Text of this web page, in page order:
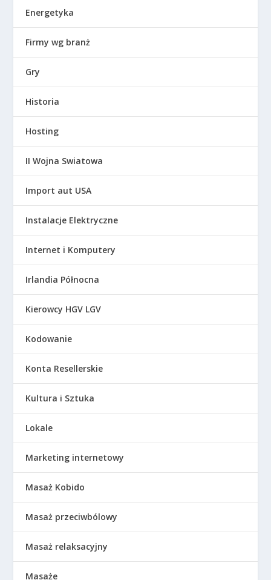
Energetyka
Firmy wg branż
Gry
Historia
Hosting
II Wojna Swiatowa
Import aut USA
Instalacje Elektryczne
Internet i Komputery
Irlandia Północna
Kierowcy HGV LGV
Kodowanie
Konta Resellerskie
Kultura i Sztuka
Lokale
Marketing internetowy
Masaż Kobido
Masaż przeciwbólowy
Masaż relaksacyjny
Masaże